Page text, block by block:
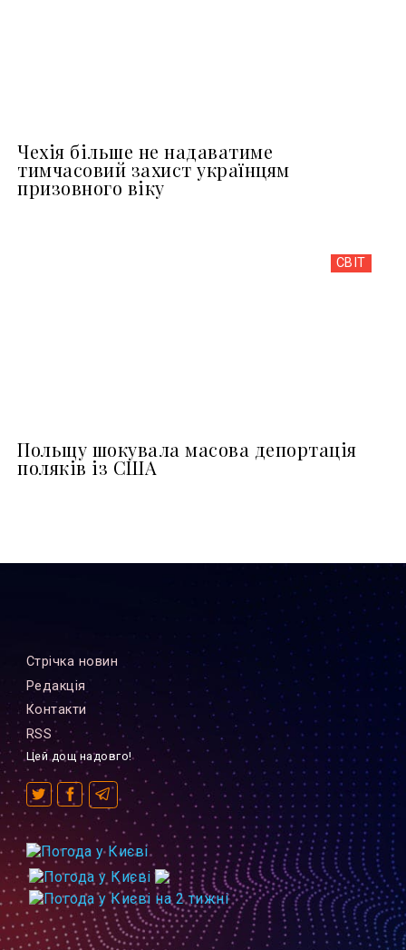
Чехія більше не надаватиме
тимчасовий захист українцям
призовного віку
СВІТ
Польщу шокувала масова депортація
поляків із США
Стрiчка новин
Редакцiя
Контакти
RSS
Цей дощ надовго!